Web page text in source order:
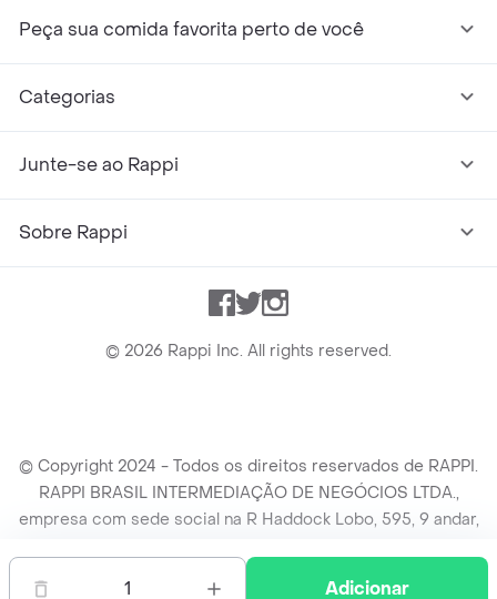
1 Adicionar
Peça sua comida favorita perto de você
Categorias
Junte-se ao Rappi
Sobre Rappi
Facebook
TwitterInstagram
© 2026 Rappi Inc. All rights reserved.
© Copyright 2024 - Todos os direitos reservados de RAPPI.
RAPPI BRASIL INTERMEDIAÇÃO DE NEGÓCIOS LTDA.,
empresa com sede social na R Haddock Lobo, 595, 9 andar,